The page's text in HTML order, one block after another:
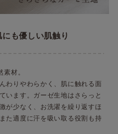
も優しい肌触り
材。
わりやわらかく、肌に触れる面
います。ガーゼ生地はさらっと
が少なく、お洗濯を繰り返すほ
た適度に汗を吸い取る役割も持